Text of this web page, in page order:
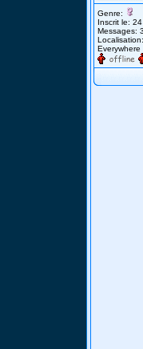
Genre:
Inscrit le:
Messages:
Everywhere